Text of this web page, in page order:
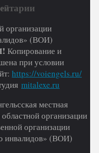
организации
(ВОИ)
Копирование и
при условии
https://voiengels.ru/
mitalexe.ru
местная
организации
организации
инвалидов» (ВОИ)